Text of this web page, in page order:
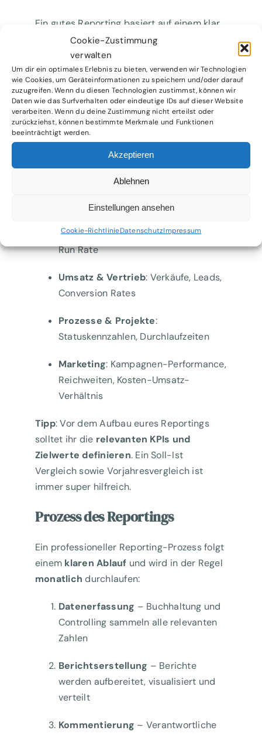
Cookie-Zustimmung
verwalten
Um dir ein optimales Erlebnis zu bieten, verwenden wir Technologien
wie Cookies, um Geräteinformationen zu speichern und/oder darauf
zuzugreifen. Wenn du diesen Technologien zustimmst, können wir
Daten wie das Surfverhalten oder eindeutige IDs auf dieser Website
verarbeiten. Wenn du deine Zustimmung nicht erteilst oder
zurückziehst, können bestimmte Merkmale und Funktionen
beeinträchtigt werden.
Akzeptieren
Ablehnen
Einstellungen ansehen
Cookie-RichtlinieDatenschutzImpressum
Ein gutes Reporting basiert auf einem klar
definierten Prozess und einer
strukturierten, zielgruppenorientierten
Darstellung der Inhalte.
Inhalte
Die Inhalte richten sich nach dem
Zielgruppen. Typische Themenfelder sind:
Deckungsbeiträge
Liquidität: Cashflow, Working Capital,
Run Rate
Umsatz & Vertrieb: Verkäufe, Leads,
Conversion Rates
Prozesse & Projekte:
Statuskennzahlen, Durchlaufzeiten
Marketing: Kampagnen-Performance,
Reichweiten, Kosten-Umsatz-
Verhältnis
Tipp: Vor dem Aufbau eures Reportings
solltet ihr die relevanten KPIs und
Zielwerte definieren. Ein Soll-Ist
Vergleich sowie Vorjahresvergleich ist
immer super hilfreich.
Prozess des Reportings
Ein professioneller Reporting-Prozess folgt
einem klaren Ablauf und wird in der Regel
monatlich durchlaufen:
Datenerfassung – Buchhaltung und
Controlling sammeln alle relevanten
Zahlen
Berichtserstellung – Berichte
werden aufbereitet, visualisiert und
verteilt
Kommentierung – Verantwortliche